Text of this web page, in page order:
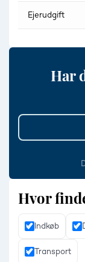
Ejerudgift
Har
Hvor
Indkøb
Transport